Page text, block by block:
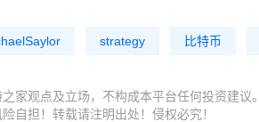
strategy 比特币
家观点及立场，不构成本平台任何投资建
自担！转载请注明出处！侵权必究！